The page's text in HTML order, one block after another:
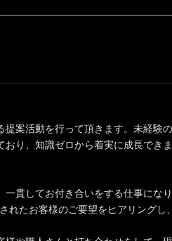
案活動を行って頂きます。未経験
り、知識ゼロから着実に成長できま
貫してお付き合いをする仕事になり
れたお客様のご要望をヒアリングし